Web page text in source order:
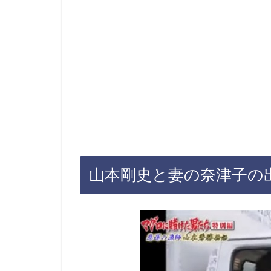
山本剛史と妻の奈津子の